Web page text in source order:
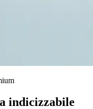
indicizzabile